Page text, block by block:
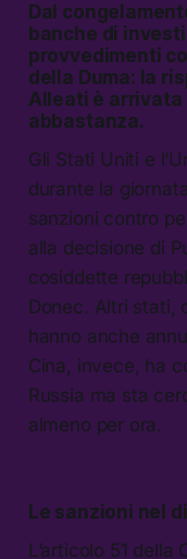
Dal
banche di
provvedimenti
della Duma: la
Alleati è arrivata
abbastanza.
Gli Stati Uniti e
durante la
sanzioni contro
alla decisione di
cosiddette
Donec. Altri stati,
hanno anche
Cina, invece, ha
Russia ma sta
almeno per ora.
Le sanzioni nel
L’articolo 51